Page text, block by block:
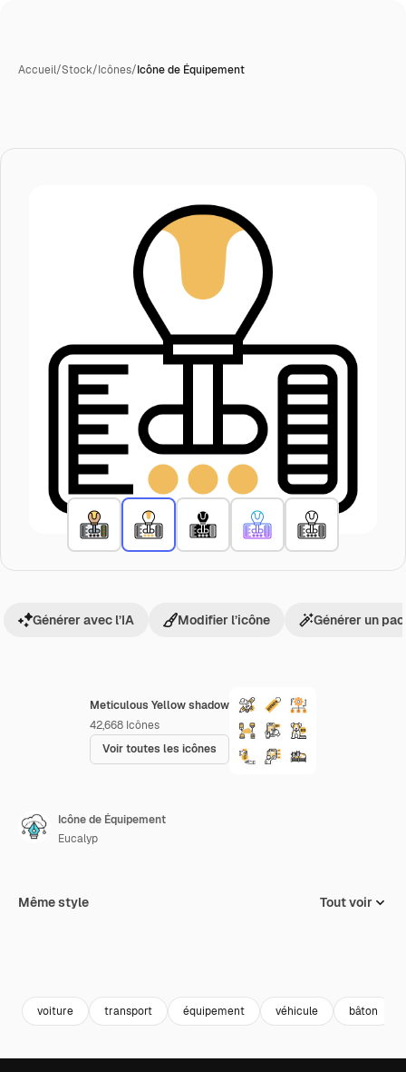
Accueil/Stock/Icônes/Icône de Équipement
Meticulous Yellow shadow
42,668 Icônes
Voir toutes les icônes
Générer avec l’IA Modifier l’icône Générer un
Icône de Équipement
Eucalyp
Même style Tout voir
voiture transport équipement véhicule bâton